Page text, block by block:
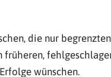
die nur
wünschen.